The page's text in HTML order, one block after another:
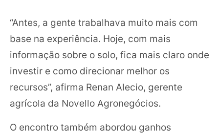
“Antes, a gente trabalhava muito mais com
base na experiência. Hoje, com mais
informação sobre o solo, fica mais claro onde
investir e como direcionar melhor os
recursos”, afirma Renan Alecio, gerente
agrícola da Novello Agronegócios.
O encontro também abordou ganhos